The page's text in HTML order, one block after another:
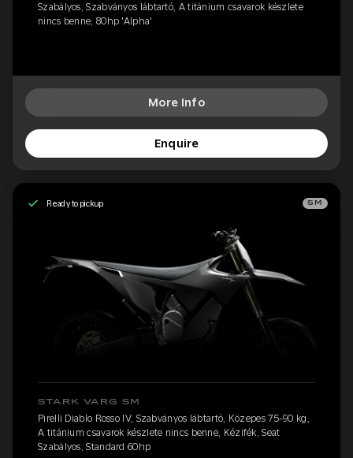
Szabályos, Szabványos lábtartó, A titánium csavarok készlete
nincs benne, 80hp 'Alpha'
More Info
Enquire
Ready to pickup SM
STARK VARG SM
Pirelli Diablo Rosso IV, Szabványos lábtartó, Közepes 75-90 kg,
A titánium csavarok készlete nincs benne, Kézifék, Seat
Szabályos, Standard 60hp